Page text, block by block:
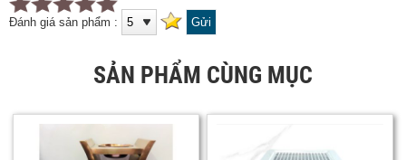
Đánh giá sản phẩm :
SẢN PHẨM CÙNG MỤC